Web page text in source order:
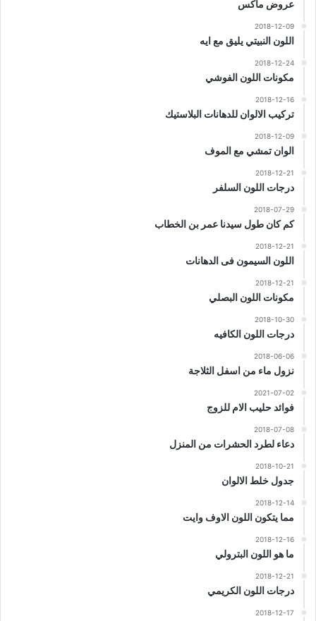
عروض ماكس
2018-12-09
اللون النبيتي يليق مع ايه
2018-12-24
مكونات اللون الفوشي
2018-12-16
تركيب الالوان للدهانات البلاستيك
2018-12-09
الوان تمشي مع الموف
2018-12-21
درجات اللون السلفر
2018-07-29
كم كان طول سيدنا عمر بن الخطاب
2018-12-21
اللون السيمون فى الدهانات
2018-12-21
مكونات اللون البصلي
2018-10-30
درجات اللون الكافيه
2018-06-06
نزول ماء من اسفل الثلاجة
2021-07-02
فوائد حليب الام للزوج
2018-07-08
دعاء لطرد الحشرات من المنزل
2018-10-21
جدول خلط الالوان
2018-12-14
مما يتكون اللون الاوف وايت
2018-12-16
ما هو اللون البترولي
2018-12-21
درجات اللون الكريمي
2018-12-17